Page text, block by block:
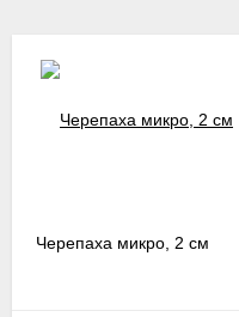
Черепаха микро, 2 см